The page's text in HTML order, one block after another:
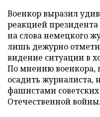
Военкор выразил
реакцией
на слова немецкого
лишь дежурно
видение ситуации в
По мнению военкора,
осадить журналиста,
фашистами
Отечественной войны.